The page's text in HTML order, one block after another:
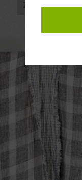
Zum Produkt